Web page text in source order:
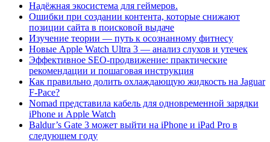
Надёжная экосистема для геймеров.
Ошибки при создании контента, которые снижают
позиции сайта в поисковой выдаче
Изучение теории — путь к осознанному фитнесу
Новые Apple Watch Ultra 3 — анализ слухов и утечек
Эффективное SEO-продвижение: практические
рекомендации и пошаговая инструкция
Как правильно долить охлаждающую жидкость на Jaguar
F-Pace?
Nomad представила кабель для одновременной зарядки
iPhone и Apple Watch
Baldur’s Gate 3 может выйти на iPhone и iPad Pro в
следующем году